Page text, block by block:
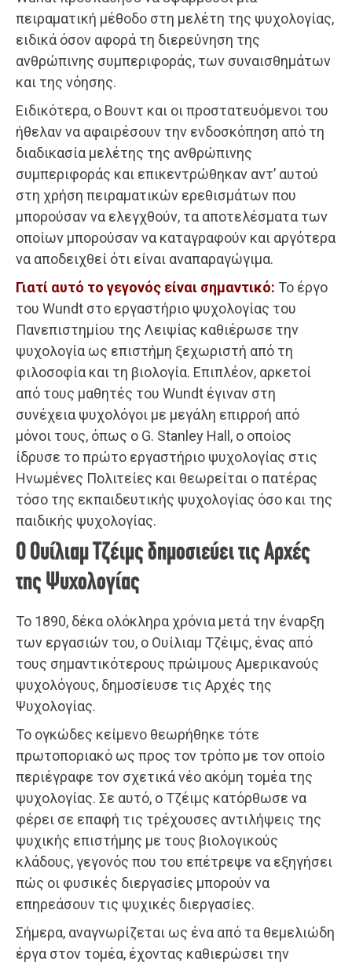
πειραματική μέθοδο στη μελέτη της ψυχολογίας,
ειδικά όσον αφορά τη διερεύνηση της
ανθρώπινης συμπεριφοράς, των συναισθημάτων
και της νόησης.
Ειδικότερα, ο Βουντ και οι προστατευόμενοι του
ήθελαν να αφαιρέσουν την ενδοσκόπηση από τη
διαδικασία μελέτης της ανθρώπινης
συμπεριφοράς και επικεντρώθηκαν αντ’ αυτού
στη χρήση πειραματικών ερεθισμάτων που
μπορούσαν να ελεγχθούν, τα αποτελέσματα των
οποίων μπορούσαν να καταγραφούν και αργότερα
να αποδειχθεί ότι είναι αναπαραγώγιμα.
Γιατί αυτό το γεγονός είναι σημαντικό: Το έργο
του Wundt στο εργαστήριο ψυχολογίας του
Πανεπιστημίου της Λειψίας καθιέρωσε την
ψυχολογία ως επιστήμη ξεχωριστή από τη
φιλοσοφία και τη βιολογία. Επιπλέον, αρκετοί
από τους μαθητές του Wundt έγιναν στη
συνέχεια ψυχολόγοι με μεγάλη επιρροή από
μόνοι τους, όπως ο G. Stanley Hall, ο οποίος
ίδρυσε το πρώτο εργαστήριο ψυχολογίας στις
Ηνωμένες Πολιτείες και θεωρείται ο πατέρας
τόσο της εκπαιδευτικής ψυχολογίας όσο και της
παιδικής ψυχολογίας.
Ο Ουίλιαμ Τζέιμς δημοσιεύει τις Αρχές
της Ψυχολογίας
Το 1890, δέκα ολόκληρα χρόνια μετά την έναρξη
των εργασιών του, ο Ουίλιαμ Τζέιμς, ένας από
τους σημαντικότερους πρώιμους Αμερικανούς
ψυχολόγους, δημοσίευσε τις Αρχές της
Ψυχολογίας.
Το ογκώδες κείμενο θεωρήθηκε τότε
πρωτοποριακό ως προς τον τρόπο με τον οποίο
περιέγραφε τον σχετικά νέο ακόμη τομέα της
ψυχολογίας. Σε αυτό, ο Τζέιμς κατόρθωσε να
φέρει σε επαφή τις τρέχουσες αντιλήψεις της
ψυχικής επιστήμης με τους βιολογικούς
κλάδους, γεγονός που του επέτρεψε να εξηγήσει
πώς οι φυσικές διεργασίες μπορούν να
επηρεάσουν τις ψυχικές διεργασίες.
Σήμερα, αναγνωρίζεται ως ένα από τα θεμελιώδη
έργα στον τομέα, έχοντας καθιερώσει την